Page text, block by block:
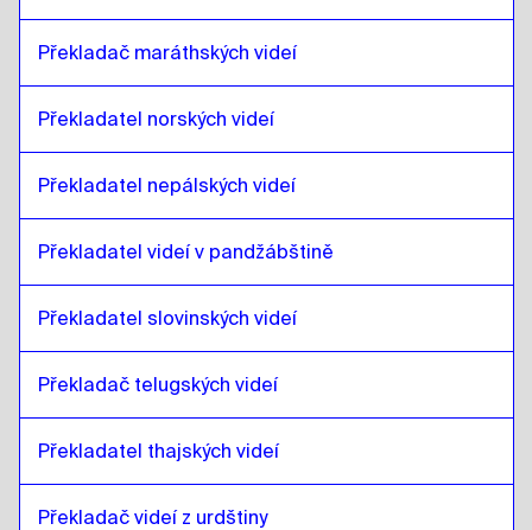
němčina
švýcarská francouzština /
litevštinaažmongolský
mongolskýažlitevština
venezuelská španělštinaažlitevština
francouzština
belgická nizozemština /
litevštinaažkostarická španělština
kostarická španělštinaaž
Překladač maráthských videí
Překladatel norských videí
Překladatel nepálských videí
Překladatel videí v pandžábštině
Překladatel slovinských videí
Překladač telugských videí
Překladatel thajských videí
Překladač videí z urdštiny